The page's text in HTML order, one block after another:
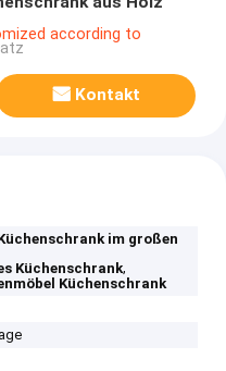
according to
Kontakt
im großen
Küchenschrank,
Küchenschrank